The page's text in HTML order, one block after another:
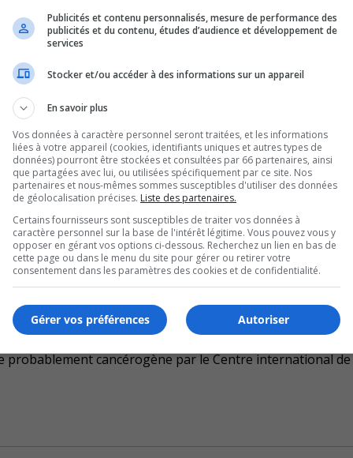
maximum pourrait devenir trois fois plus élevé que
Bayer, propriétaire de Monsanto.
à l’idée du gouvernement fédéral, mentionnant ne
00:00
or
également l’impact économique chez les producteurs
certainement une concurrence déloyale de la part
producteurs agricoles de la Montérégie.
probablement cancérogène par le Centre international de
Publicités et contenu personnalisés, mesure de performance des
publicités et du contenu, études d’audience et développement de
services
Stocker et/ou accéder à des informations sur un appareil
En savoir plus
Vos données à caractère personnel seront traitées, et les informations
liées à votre appareil (cookies, identifiants uniques et autres types de
données) pourront être stockées et consultées par 66 partenaires, ainsi
que partagées avec lui, ou utilisées spécifiquement par ce site. Nos
partenaires et nous-mêmes sommes susceptibles d'utiliser des données
de géolocalisation précises. Liste des partenaires.
Certains fournisseurs sont susceptibles de traiter vos données à
caractère personnel sur la base de l'intérêt légitime. Vous pouvez vous y
opposer en gérant vos options ci-dessous. Recherchez un lien en bas de
cette page ou dans le menu du site pour gérer ou retirer votre
consentement dans les paramètres des cookies et de confidentialité.
Autoriser
Gérer vos préférences